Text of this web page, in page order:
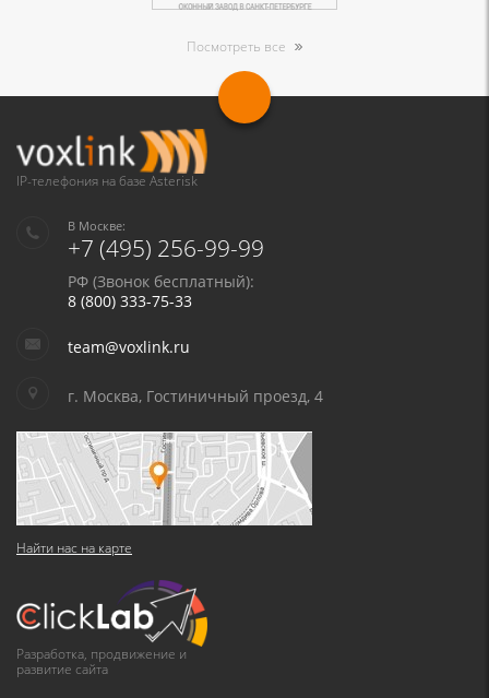
Посмотреть все
IP-телефония на базе Asterisk
В Москве:
+7 (495) 256-99-99
РФ (Звонок бесплатный):
8 (800) 333-75-33
team@voxlink.ru
г. Москва, Гостиничный проезд, 4
Найти нас на карте
Разработка, продвижение и
развитие сайта